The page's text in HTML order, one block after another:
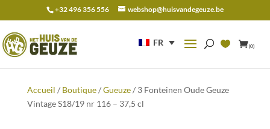
+32 496 356 556 webshop@huisvandegeuze.be
FR (0)
pour :
Accueil / Boutique/Gueuze/ 3 Fonteinen Oude Geuze
Vintage S18/19 nr 116 – 37,5 cl